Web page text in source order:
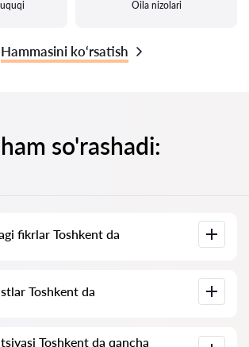
Oila nizolari
Hammasini ko‘rsatish
so'rashadi:
fikrlar Toshkent da
fikrlarni o‘chirmaymiz va baholarni sun’iy
Toshkent da
Toshkent da qancha